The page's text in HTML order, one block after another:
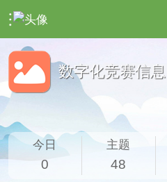
› 作品论坛 › 数字化竞赛信息
数字化竞赛信息
今日
0
主题
48